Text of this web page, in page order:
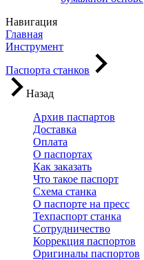
Навигация
Главная
Инструмент
Паспорта станков
Назад
Архив паспартов
Доставка
Оплата
О паспортах
Как заказать
Что такое паспорт
Схема станка
О паспорте на пресс
Техпаспорт станка
Сотрудничество
Коррекция паспортов
Оригиналы паспортов